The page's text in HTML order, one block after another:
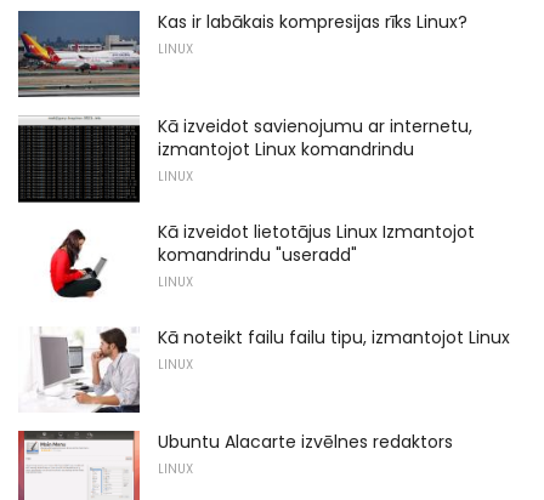
Kas ir labākais kompresijas rīks Linux?
LINUX
Kā izveidot savienojumu ar internetu,
izmantojot Linux komandrindu
LINUX
Kā izveidot lietotājus Linux Izmantojot
komandrindu "useradd"
LINUX
Kā noteikt failu failu tipu, izmantojot Linux
LINUX
Ubuntu Alacarte izvēlnes redaktors
LINUX